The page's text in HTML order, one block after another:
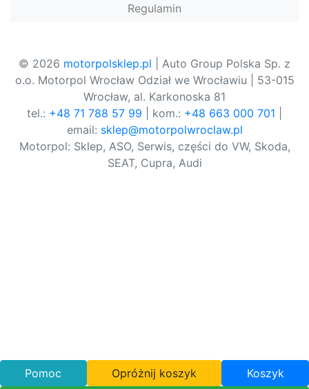
Regulamin
© 2026 motorpolsklep.pl | Auto Group Polska Sp. z
o.o. Motorpol Wrocław Odział we Wrocławiu | 53-015
Wrocław, al. Karkonoska 81
tel.: +48 71 788 57 99 | kom.: +48 663 000 701
email: sklep@motorpolwroclaw.pl
Motorpol: Sklep, ASO, Serwis, części do VW, Skoda,
SEAT, Cupra, Audi
Pomoc Opróżnij koszyk Koszyk